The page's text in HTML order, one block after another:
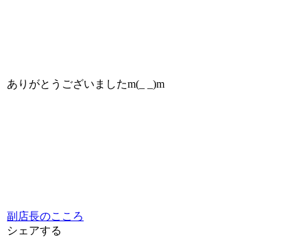
ありがとうございましたm(_ _)m
副店長のこころ
シェアする